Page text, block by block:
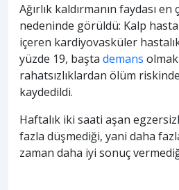
Ağırlık kaldırmanın faydası
nedeninde görüldü: Kalp
içeren kardiyovasküler
yüzde 19, başta demans
rahatsızlıklardan ölüm
kaydedildi.
Haftalık iki saati aşan
fazla düşmediği, yani daha
zaman daha iyi sonuç